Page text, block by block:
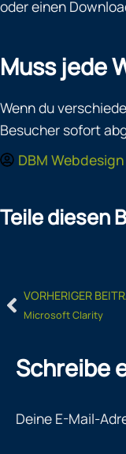
oder einen
Muss jede
Wenn du
Besucher sofort
DBM
Teile diesen
PrevVORHERIGER
Microsoft Clarity
Schreibe
Deine E-Mail-